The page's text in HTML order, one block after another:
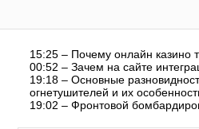
15:25 – Почему онлайн казино
00:52 – Зачем на сайте
19:18 – Основные
огнетушителей и их
19:02 – Фронтовой